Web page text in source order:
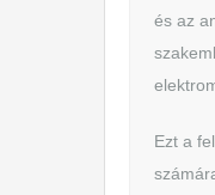
és az
Ezt a